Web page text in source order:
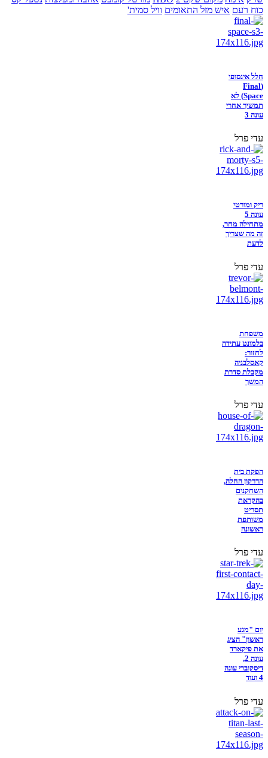
כוח רעם איש מזל התאומים וויל סמית'
חלל אינסופי
(Final
Space) לא
תמשיך אחרי
עונה 3
עדי פרל
ריק ומורטי
עונה 5
מתחילה מחר,
זה מה שצריך
לדעת
עדי פרל
משפחת
בלמונט עתידה
לחזור:
קאסלבניה
מקבלת סדרת
המשך
עדי פרל
הפקת בית
הדרקון החלה,
השחקנים
בהקראת
תסריט
משותפת
ראשונה
עדי פרל
יום "מגע
ראשון" הציג
את פיקארד
עונה 2,
דיסקוברי עונה
4 ועוד
עדי פרל